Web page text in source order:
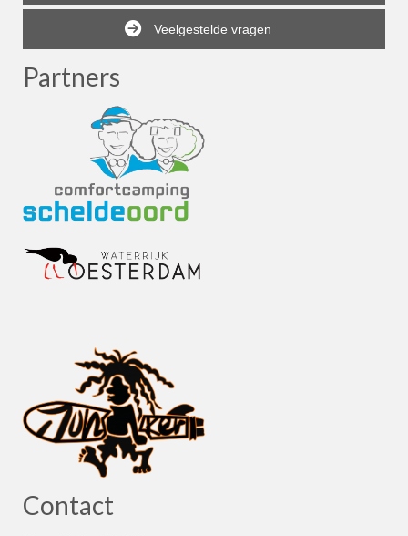
Veelgestelde vragen
Partners
Contact